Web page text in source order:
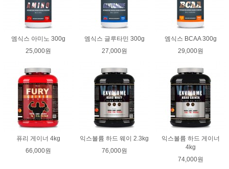
엠식스 아미노 300g
25,000원
엠식스 글루타민 300g
27,000원
엠식스 BCAA 300g
29,000원
퓨리 게이너 4kg
66,000원
익스볼륨 하드 웨이 2.3kg
76,000원
익스볼륨 하드 게이너
4kg
74,000원